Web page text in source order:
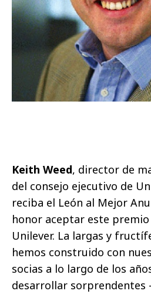
Keith Weed, director de
del consejo ejecutivo de
reciba el León al Mejor
honor aceptar este
Unilever. La largas y
hemos construido con
socias a lo largo de los
desarrollar sorprendentes